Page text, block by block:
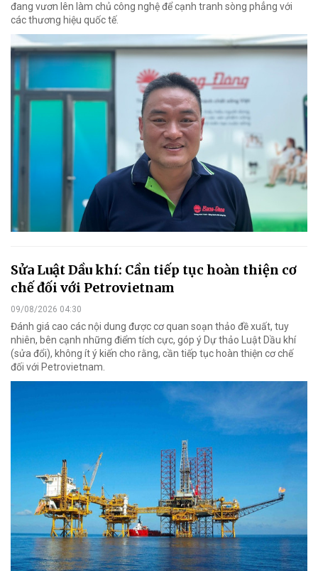
đang vươn lên làm chủ công nghệ để cạnh tranh sòng phẳng với
các thương hiệu quốc tế.
Sửa Luật Dầu khí: Cần tiếp tục hoàn thiện cơ
chế đối với Petrovietnam
09/08/2026 04:30
Đánh giá cao các nội dung được cơ quan soạn thảo đề xuất, tuy
nhiên, bên cạnh những điểm tích cực, góp ý Dự thảo Luật Dầu khí
(sửa đổi), không ít ý kiến cho rằng, cần tiếp tục hoàn thiện cơ chế
đối với Petrovietnam.